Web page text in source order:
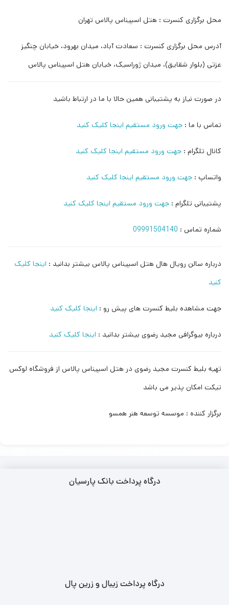
محل برگزاری کنسرت : هتل اسپیناس پالاس تهران
آدرس محل برگزاری کنسرت : سعادت آباد، میدان بهرود، خیابان چنگیز
عزتی (بلوار شقایق)، میدان ژوراسیک، خیابان هتل اسپیناس پالاس
در صورت نیاز به پشتیبانی همین حالا با ما در ارتباط باشید
تماس با ما : جهت ورود مستقیم اینجا کلیک کنید
کانال تلگرام : جهت ورود مستقیم اینجا کلیک کنید
واتساپ : جهت ورود مستقیم اینجا کلیک کنید
پشتیبانی تلگرام : جهت ورود مستقیم اینجا کلیک کنید
شماره تماس : 09991504140
درباره سالن رویال هال هتل اسپیناس پالاس بیشتر بدانید : اینجا کلیک
کنید
جهت مشاهده بلیط کنسرت های پیش رو : اینجا کلیک کنید
درباره بیوگرافی مجید رضوی بیشتر بدانید : اینجا کلیک کنید
تهیه بلیط کنسرت مجید رضوی در هتل اسپیناس پالاس از فروشگاه لوکس
تیکت امکان پذیر می باشد
برگزار کننده : موسسه توسعه هنر همسو
درگاه پرداخت بانک پارسیان
درگاه پرداخت زیبال و زرین پال